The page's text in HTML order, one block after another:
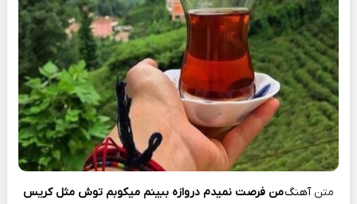
متنآهنگمن فرصت نمیدم دروازه ببینم میکوبم توش مثل کریس